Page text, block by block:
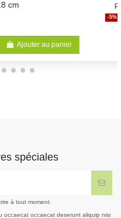
panier
spéciales
à tout moment.
occaecat occaecat deserunt aliquip nisi